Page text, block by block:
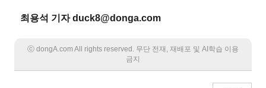
최용석 기자 duck8@donga.com
ⓒ dongA.com All rights reserved. 무단 전재, 재배포 및 AI학습 이용
금지